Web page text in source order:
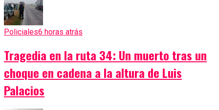
Policiales6 horas atrás
Tragedia en la ruta 34: Un muerto tras un
choque en cadena a la altura de Luis
Palacios